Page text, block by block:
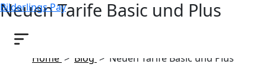
Bilderlings Pay
Neuen Tarife Basic und Plus
Juni 29, 2026
Home > Blog > Neuen Tarife Basic und Plus